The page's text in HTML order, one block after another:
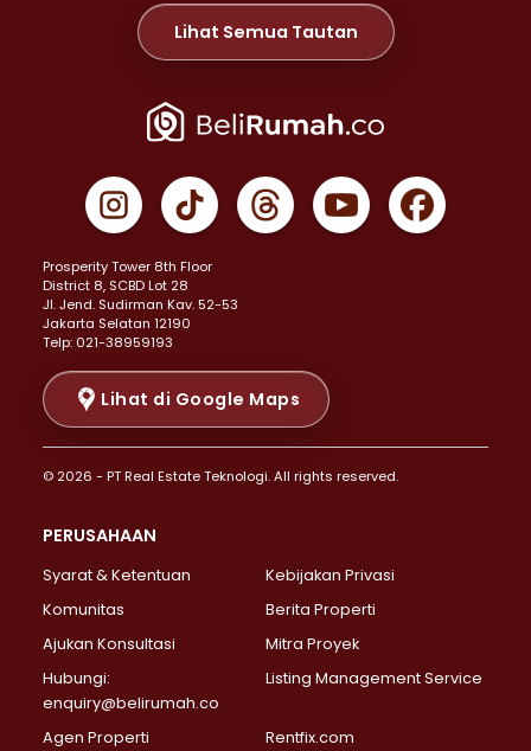
Properti Dijual di Meruya >
Properti Dijual di Jelambar >
Properti Dijual di Jakarta Pusat >
Properti Dijual di Gambir >
Properti Dijual di Johar Baru >
Properti Dijual di Menteng >
Properti Dijual di Senen >
Properti Dijual di Tanah Abang >
Properti Dijual di Cikini >
Properti Dijual di Kramat >
Properti Dijual di Pasar Baru >
Properti Dijual di Bendungan Hilir >
Properti Dijual di Jakarta Selatan >
Properti Dijual di Lebak Bulus >
Properti Dijual di Gandaria Selatan >
Properti Dijual di Pondok Labu >
Properti Dijual di Lenteng Agung >
Properti Dijual di Senayan >
Properti Dijual di Pondok Pinang >
Lihat Semua Tautan
Prosperity Tower 8th Floor
District 8, SCBD Lot 28
JI. Jend. Sudirman Kav. 52-53
Jakarta Selatan 12190
Telp: 021-38959193
Lihat di Google Maps
© 2026 - PT Real Estate Teknologi. All rights reserved.
PERUSAHAAN
Syarat & Ketentuan
Kebijakan Privasi
Komunitas
Berita Properti
Ajukan Konsultasi
Mitra Proyek
Hubungi:
enquiry@belirumah.co
Listing Management Service
Agen Properti Rentfix.com